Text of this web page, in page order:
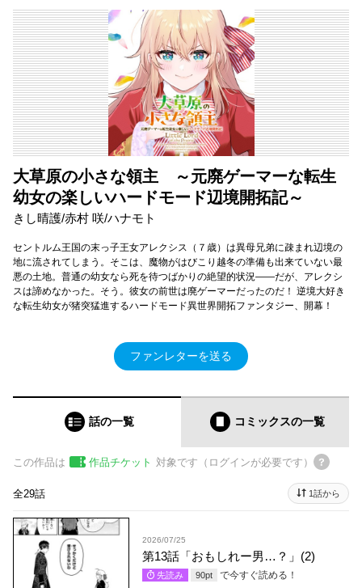
大草原の小さな領主 ～元廃ゲーマーな転生
幼女の楽しいハードモード辺境開拓記～
きし晴護/赤村 咲/ハナモト
セントルム王国の末っ子王女アレクシス（７歳）は異母兄弟に疎まれ辺境の
地に流されてしまう。そこは、魔物がはびこり越冬の準備も出来ていない最
悪の土地。普通の幼女なら死を待つばかりの絶望的状況――だが、アレクシ
スは諦めなかった。そう。彼女の前世は廃ゲーマーだったのだ！ 逆境大好き
な転生幼女が猪突猛進するハードモード異世界開拓ファンタジー、開幕！
ファンレターを送る
話の一覧 コミックスの一覧
この作品は 作品チケット 対象です（ログインが必要です）
全29話 1話から
2026/07/25
第13話「おもしれー男…？」(2)
先読み 90pt で今すぐ読める！